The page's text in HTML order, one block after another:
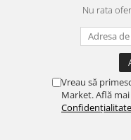
Nu rata
Vreau să
Market. Află
Confidențialitate